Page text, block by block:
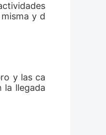
y d
y las ca
la llegada